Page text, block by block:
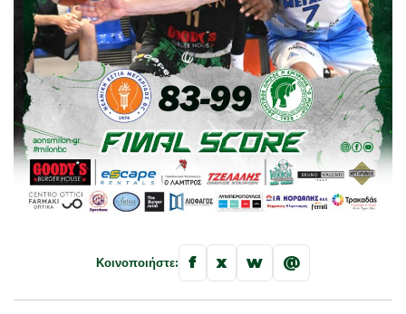
Κοινοποιήστε: f x w @